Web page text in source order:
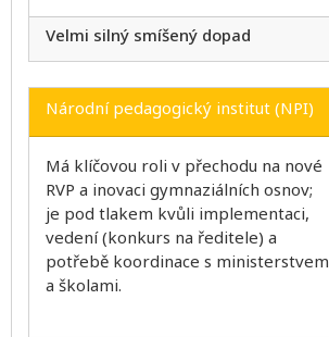
Velmi silný smíšený dopad
Národní pedagogický institut (NPI)
Má klíčovou roli v přechodu na nové
RVP a inovaci gymnaziálních osnov;
je pod tlakem kvůli implementaci,
vedení (konkurs na ředitele) a
potřebě koordinace s ministerstvem
a školami.